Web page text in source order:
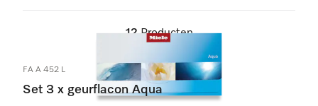
12 Producten
FA A 452 L
Set 3 x geurflacon Aqua